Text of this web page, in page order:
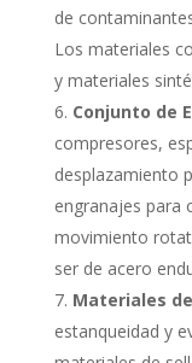
de
Los materiales
y materiales
Conjunto de
compresores,
desplazamiento
engranajes para
movimiento
ser de acero
Materiales
estanqueidad y